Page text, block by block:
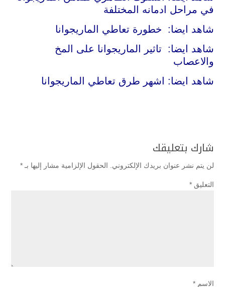
في مراحل ادمانه المختلفة
شاهد ايضا: خطورة تعاطي الماريجوانا
شاهد ايضا:
تاثير الماريجوانا على المخ
والاعصاب
شاهد ايضا:
اشهر طرق تعاطي الماريجوانا
شارك بتعليقك
لن يتم نشر عنوان بريدك الإلكتروني. الحقول الإلزامية مشار إليها بـ *
التعليق *
الاسم *